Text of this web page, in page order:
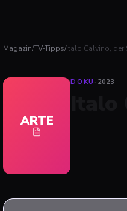
Magazin/TV-Tipps/Italo Calvino, der
ARTE
DOKU· 2023